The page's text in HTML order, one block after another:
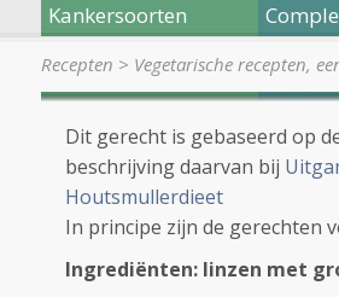
Kankersoorten
Recepten > Vegetarische recepten,
Dit gerecht is gebaseerd op
beschrijving daarvan bij
Houtsmullerdieet
In principe zijn de gerechten
Ingrediënten: linzen met